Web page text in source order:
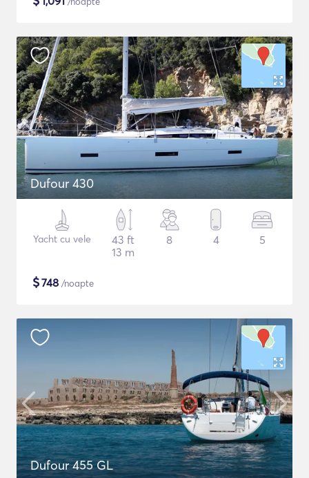
Dufour 430
Yacht cu vele
43 ft
13 m
8 4 5
$748 /noapte
Dufour 455 GL